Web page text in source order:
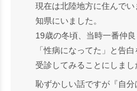
現在は北陸地方に住んで
知県にいました。
19歳の冬頃、当時一番仲
「性病になってた」と告
受診してみることにしまし
恥ずかしい話ですが『自